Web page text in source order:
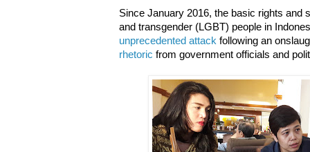
Since January 2016, the basic rights and
and transgender (LGBT) people in
unprecedented attack following an
rhetoric from government officials and